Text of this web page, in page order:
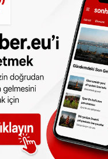
önde görünen
baskısıyla,
benimsemişti.
yıl, Schengen
veto etmiş ancak
açılmasından
ortaya atmıştı.
Brüksel'in AB'nin